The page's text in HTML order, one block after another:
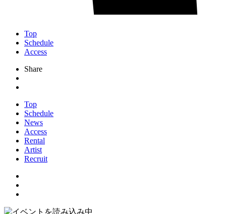
Top
Schedule
Access
Share
Top
Schedule
News
Access
Rental
Artist
Recruit